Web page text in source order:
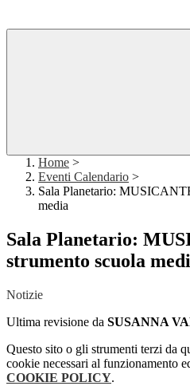
Home >
Eventi Calendario >
Sala Planetario:
media
Sala Planetario:
strumento scuola
Notizie
Ultima revisione da SUSANNA
Questo sito o gli strumenti terzi da
cookie necessari al funzionamento
COOKIE POLICY.